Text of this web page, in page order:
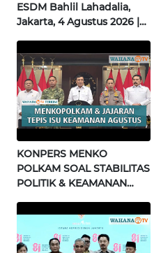
ESDM Bahlil Lahadalia,
Jakarta, 4 Agustus 2026 |
KONPERS MENKO
POLKAM SOAL STABILITAS
POLITIK & KEAMANAN
Terkini
TENTANG
KAMI
PEDOMAN
MEDIA
SIBER
REDAKSI
KARIR
DISCLAIMER
Wahana